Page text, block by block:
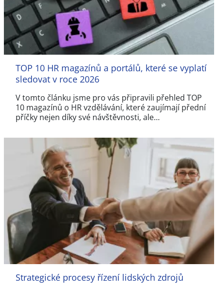
TOP 10 HR magazínů a portálů, které se vyplatí
sledovat v roce 2026
V tomto článku jsme pro vás připravili přehled TOP
10 magazínů o HR vzdělávání, které zaujímají přední
příčky nejen díky své návštěvnosti, ale…
Strategické procesy řízení lidských zdrojů